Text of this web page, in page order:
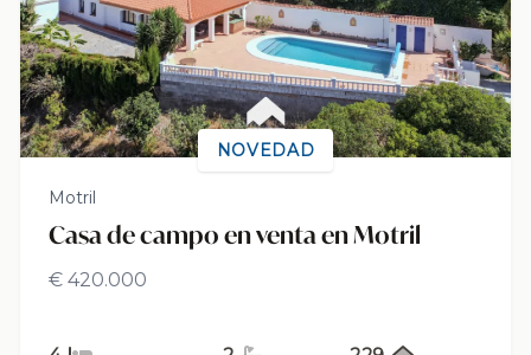
NOVEDAD
Motril
Casa de campo en venta en Motril
€ 420.000